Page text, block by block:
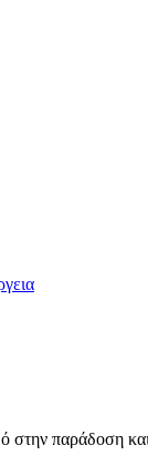
στην παράδοση